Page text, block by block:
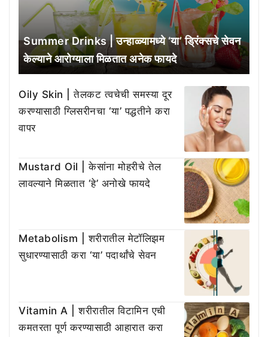
Summer Drinks | उन्हाळ्यामध्ये ‘या’ ड्रिंक्सचे सेवन
केल्याने आरोग्याला मिळतात अनेक फायदे
Oily Skin | तेलकट त्वचेची समस्या दूर
करण्यासाठी ग्लिसरीनचा ‘या’ पद्धतीने करा
वापर
Mustard Oil | केसांना मोहरीचे तेल
लावल्याने मिळतात ‘हे’ अनोखे फायदे
Metabolism | शरीरातील मेटॉलिझम
सुधारण्यासाठी करा ‘या’ पदार्थांचे सेवन
Vitamin A | शरीरातील विटामिन एची
कमतरता पूर्ण करण्यासाठी आहारात करा